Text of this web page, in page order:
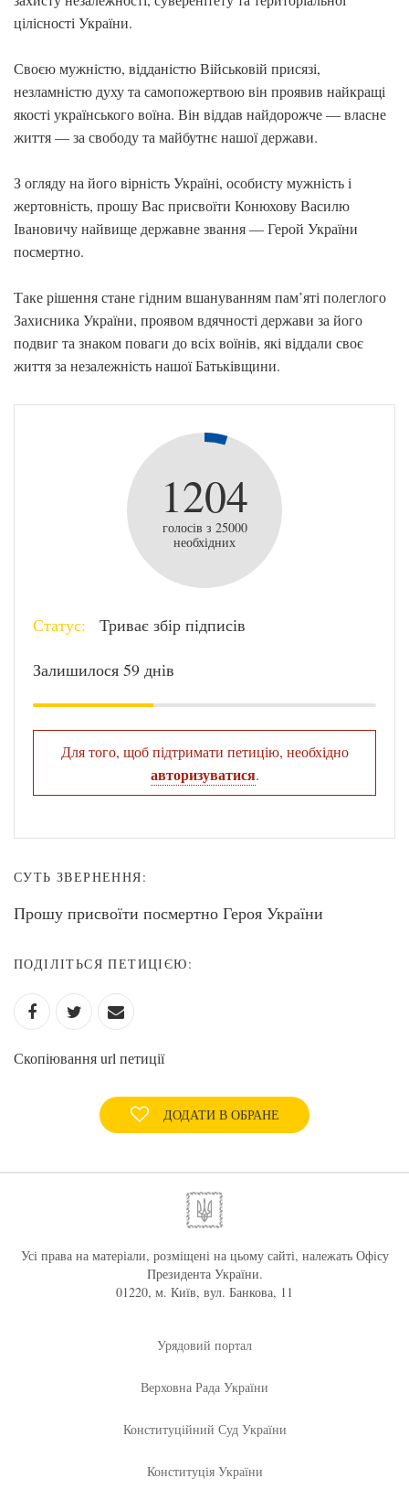
цілісності України.
Своєю мужністю, відданістю Військовій присязі,
незламністю духу та самопожертвою він проявив найкращі
якості українського воїна. Він віддав найдорожче — власне
життя — за свободу та майбутнє нашої держави.
З огляду на його вірність Україні, особисту мужність і
жертовність, прошу Вас присвоїти Конюхову Василю
Івановичу найвище державне звання — Герой України
посмертно.
Таке рішення стане гідним вшануванням пам’яті полеглого
Захисника України, проявом вдячності держави за його
подвиг та знаком поваги до всіх воїнів, які віддали своє
життя за незалежність нашої Батьківщини.
1204
голосів з 25000
необхідних
Статус: Триває збір підписів
Залишилося 59 днів
Для того, щоб підтримати петицію, необхідно
авторизуватися.
СУТЬ ЗВЕРНЕННЯ:
Прошу присвоїти посмертно Героя України
ПОДІЛІТЬСЯ ПЕТИЦІЄЮ:
Скопіювання url петиції
ДОДАТИ В ОБРАНЕ
Усі права на матеріали, розміщені на цьому сайті, належать Офісу
Президента України.
01220, м. Київ, вул. Банкова, 11
Урядовий портал
Верховна Рада України
Конституційний Суд України
Конституція України